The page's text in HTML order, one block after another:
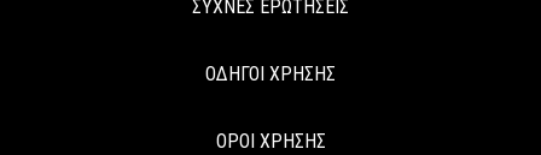
ΣΥΧΝΕΣ ΕΡΩΤΗΣΕΙΣ
ΟΔΗΓΟΙ ΧΡΗΣΗΣ
ΟΡΟΙ ΧΡΗΣΗΣ